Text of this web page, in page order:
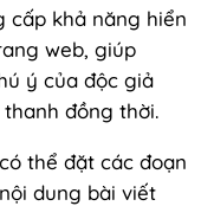
cấp khả năng hiển
web, giúp
ý của độc giả
đồng thời.
thể đặt các đoạn
dung bài viết